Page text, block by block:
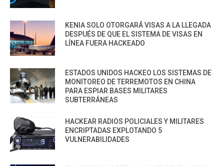
KENIA SOLO OTORGARÁ VISAS A LA LLEGADA
DESPUÉS DE QUE EL SISTEMA DE VISAS EN
LÍNEA FUERA HACKEADO
ESTADOS UNIDOS HACKEO LOS SISTEMAS DE
MONITOREO DE TERREMOTOS EN CHINA
PARA ESPIAR BASES MILITARES
SUBTERRÁNEAS
HACKEAR RADIOS POLICIALES Y MILITARES
ENCRIPTADAS EXPLOTANDO 5
VULNERABILIDADES